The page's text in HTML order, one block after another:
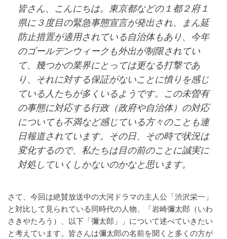
皆さん、こんにちは。東京都などの１都２府１
県に３度目の緊急事態宣言が発出され、まん延
防止措置が適用されている自治体もあり、今年
のゴールデンウィークも外出が制限されてい
て、幾つかの業界にとっては更なる打撃であ
り、それに対する保証がないことに憤りを感じ
ている人たちが多くいるようです。この未曽有
の事態に対応する行政（政府や自治体）の対応
についても不満など感じている方々のことも連
日報道されています。その日、その時で状況は
変化するので、私たちは目の前のことに誠実に
対処していくしかないのかなと思います。
さて、今回は絶賛放送中の大河ドラマの主人公「渋沢栄一」
と対比して見られている同時代の人物、「岩崎彌太郎（いわ
さきやたろう）、以下「彌太郎」」について述べていきたい
と考えています。皆さんは彌太郎の名前を聞くと多くの方が